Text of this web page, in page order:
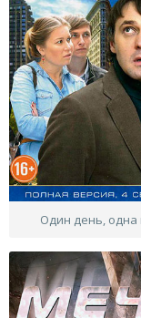
Один день, одна